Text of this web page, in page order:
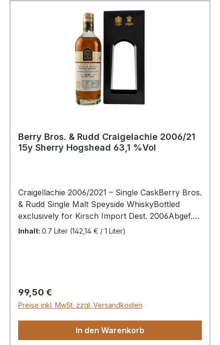
Berry Bros. & Rudd Craigelachie 2006/21
15y Sherry Hogshead 63,1 %Vol
Craigellachie 2006/2021 – Single CaskBerry Bros.
& Rudd Single Malt Speyside WhiskyBottled
exclusively for Kirsch Import Dest. 2006Abgef.
2021Fasstyp: Sherry HogsheadFassnr.
Inhalt: 0.7 Liter (142,14 € / 1 Liter)
Regulärer Preis:
99,50 €
Preise inkl. MwSt. zzgl. Versandkosten
In den Warenkorb